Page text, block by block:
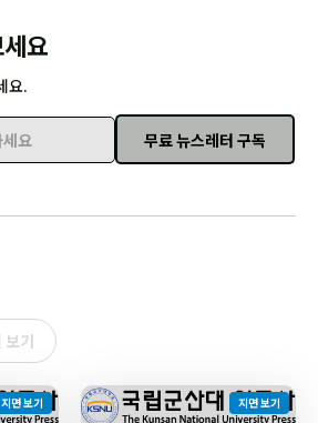
요
요.
요
무료 뉴스레터 구독
보기
지면 보기 지면 보기